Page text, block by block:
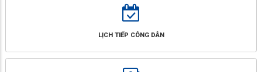
LỊCH TIẾP CÔNG DÂN